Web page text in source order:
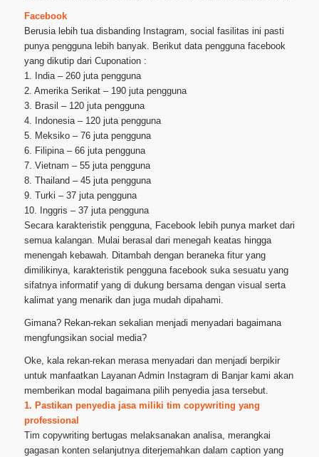
Facebook
Berusia lebih tua disbanding Instagram, social fasilitas ini pasti
punya pengguna lebih banyak. Berikut data pengguna facebook
yang dikutip dari Cuponation :
1. India – 260 juta pengguna
2. Amerika Serikat – 190 juta pengguna
3. Brasil – 120 juta pengguna
4. Indonesia – 120 juta pengguna
5. Meksiko – 76 juta pengguna
6. Filipina – 66 juta pengguna
7. Vietnam – 55 juta pengguna
8. Thailand – 45 juta pengguna
9. Turki – 37 juta pengguna
10. Inggris – 37 juta pengguna
Secara karakteristik pengguna, Facebook lebih punya market dari
semua kalangan. Mulai berasal dari menegah keatas hingga
menengah kebawah. Ditambah dengan beraneka fitur yang
dimilikinya, karakteristik pengguna facebook suka sesuatu yang
sifatnya informatif yang di dukung bersama dengan visual serta
kalimat yang menarik dan juga mudah dipahami.
Gimana? Rekan-rekan sekalian menjadi menyadari bagaimana
mengfungsikan social media?
Oke, kala rekan-rekan merasa menyadari dan menjadi berpikir
untuk manfaatkan Layanan Admin Instagram di Banjar kami akan
memberikan modal bagaimana pilih penyedia jasa tersebut.
1. Pastikan penyedia jasa miliki tim copywriting yang
professional
Tim copywriting bertugas melaksanakan analisa, merangkai
gagasan konten selanjutnya diterjemahkan dalam caption yang